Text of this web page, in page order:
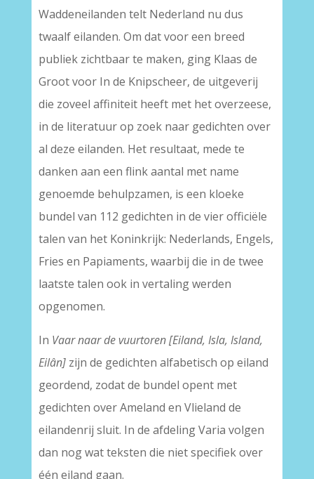
Waddeneilanden telt Nederland nu dus
twaalf eilanden. Om dat voor een breed
publiek zichtbaar te maken, ging Klaas de
Groot voor In de Knipscheer, de uitgeverij
die zoveel affiniteit heeft met het overzeese,
in de literatuur op zoek naar gedichten over
al deze eilanden. Het resultaat, mede te
danken aan een flink aantal met name
genoemde behulpzamen, is een kloeke
bundel van 112 gedichten in de vier officiële
talen van het Koninkrijk: Nederlands, Engels,
Fries en Papiaments, waarbij die in de twee
laatste talen ook in vertaling werden
opgenomen.
In Vaar naar de vuurtoren [Eiland, Isla, Island,
Eilân]zijn de gedichten alfabetisch op eiland
geordend, zodat de bundel opent met
gedichten over Ameland en Vlieland de
eilandenrij sluit. In de afdeling Varia volgen
dan nog wat teksten die niet specifiek over
één eiland gaan.